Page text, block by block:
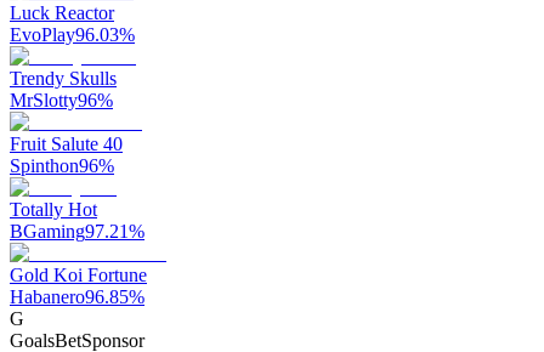
Luck Reactor
EvoPlay96.03%
Trendy Skulls
MrSlotty96%
Fruit Salute 40
Spinthon96%
Totally Hot
BGaming97.21%
Gold Koi Fortune
Habanero96.85%
G
GoalsBetSponsor